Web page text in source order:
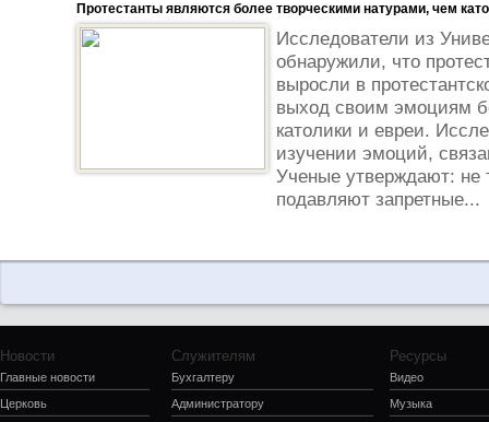
Протестанты являются более творческими натурами, чем
Исследователи из
обнаружили, что
выросли в
выход своим эмоциям
католики и евреи.
изучении эмоций,
Ученые утверждают: не
подавляют запретные...
Новости
Главные новости
Церковь
Служителям
Бухгалтеру
Администратору
Ресурсы
Видео
Музыка